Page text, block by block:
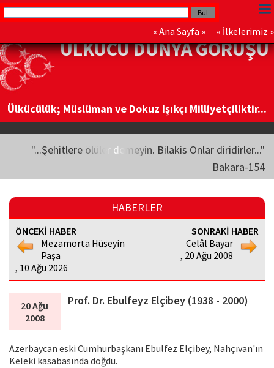
« Ana Sayfa » « İlkelerimiz »
ÜLKÜCÜ DÜNYA GÖRÜŞÜ
Ülkücülük; Müslüman ve Dokuz Işıkçı Milliyetçiliktir...
"...Şehitlere ölüler demeyin. Bilakis Onlar diridirler..."
Bakara-154
HABERLER
ÖNCEKİ HABER
Mezamorta Hüseyin
Paşa
, 10 Ağu 2026
SONRAKİ HABER
Celâl Bayar
, 20 Ağu 2008
20 Ağu
2008
Prof. Dr. Ebulfeyz Elçibey (1938 - 2000)
Azerbaycan eski Cumhurbaşkanı Ebulfez Elçibey, Nahçıvan'ın
Keleki kasabasında doğdu.